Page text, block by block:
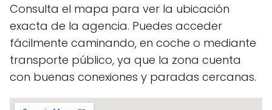
Consulta el mapa para ver la ubicación
exacta de la agencia. Puedes acceder
fácilmente caminando, en coche o mediante
transporte público, ya que la zona cuenta
con buenas conexiones y paradas cercanas.